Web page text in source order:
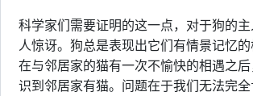
科学家们需要证明的这一点，对于狗的
人惊讶。狗总是表现出它们有情景记忆
在与邻居家的猫有一次不愉快的相遇之
识到邻居家有猫。问题在于我们无法完